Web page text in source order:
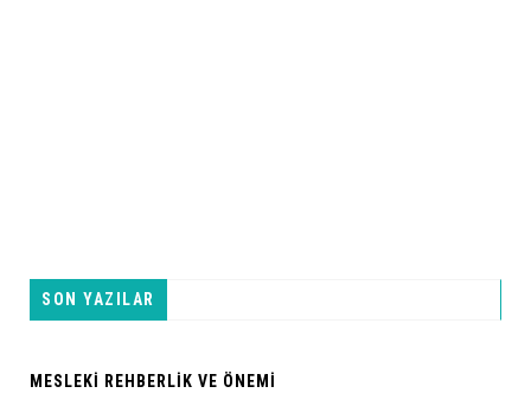
SON YAZILAR
MESLEKİ REHBERLİK VE ÖNEMİ